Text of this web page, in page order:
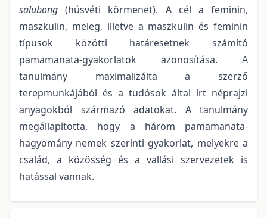
salubong (húsvéti körmenet).
A cél a feminin,
maszkulin, meleg, illetve a maszkulin és feminin
típusok közötti határesetnek számító
pamamanata-gyakorlatok azonosítása. A
tanulmány maximalizálta a szerző
terepmunkájából és a tudósok által írt néprajzi
anyagokból származó adatokat.
A tanulmány
megállapította, hogy a három pamamanata-
hagyomány nemek szerinti gyakorlat, melyekre a
család, a közösség és a vallási szervezetek is
hatással vannak.